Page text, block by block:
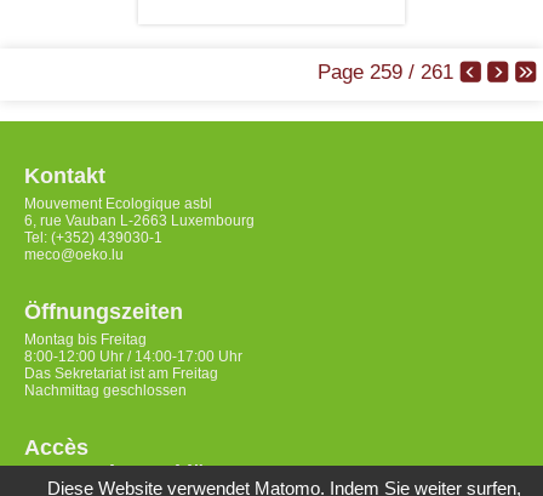
Page 259 / 261
Kontakt
Mouvement Ecologique asbl
6, rue Vauban L-2663 Luxembourg
Tel: (+352) 439030-1
meco@oeko.lu
Öffnungszeiten
Montag bis Freitag
8:00-12:00 Uhr / 14:00-17:00 Uhr
Das Sekretariat ist am Freitag
Nachmittag geschlossen
Accès
Datenschutzerklärung
Diese Website verwendet Matomo. Indem Sie weiter surfen,